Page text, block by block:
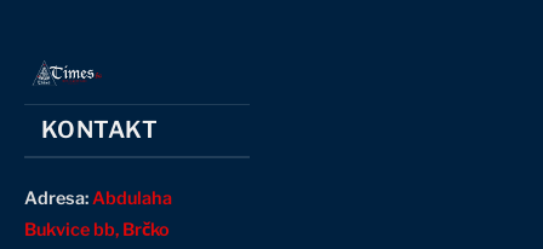
KONTAKT
Adresa:Abdulaha
Bukvice bb, Brčko